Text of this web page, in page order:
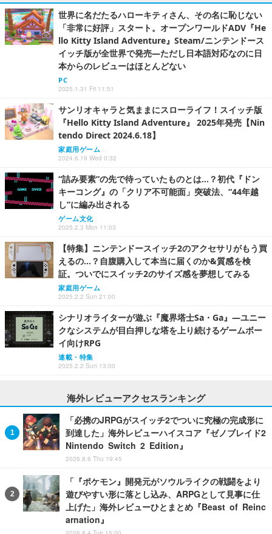
世界に名だたるハローキティさん、その名に恥じない
「非常に好評」スタート。オープンワールドADV『He
llo Kitty Island Adventure』Steam/ニンテンドース
イッチ版が全世界で発売―ただし日本語対応なのに日
本からのレビューはほとんどない
PC
2025.1.31 Fri 11:51
サンリオキャラと気ままにスローライフ！スイッチ版
『Hello Kitty Island Adventure』 2025年発売【Nin
tendo Direct 2024.6.18】
家庭用ゲーム
2024.6.19 Wed 0:32
“詰み要素”の先で待っていたものとは…？初代『ドン
キーコング』の「クリア不可能面」突破法、“44年越
し”に編み出される
ゲーム文化
2025.2.3 Mon 11:03
【特集】ニンテンドースイッチ2のアクセサリがもう買
えるの…？自腹購入して本当に届くのか&質感を検
証。ついでにスイッチ2のサイズ感を夢想してみる
家庭用ゲーム
2025.2.2 Sun 21:00
シナリオライターが遊ぶ『魔界塔士Sa・Ga』―ユニー
クなシステムが目白押しな塔を上り続けるゲームボー
イ向けRPG
連載・特集
2025.2.2 Sun 13:00
海外レビューアクセスランキング
「必携のJRPGがスイッチ2でついに究極の完成形に
到達した」海外レビューハイスコア『ゼノブレイド2
Nintendo Switch 2 Edition』
2026.8.6 Thu 19:45
「『ポケモン』開発元がソウルライクの戦闘をより
遊びやすい形に落とし込み、ARPGとして見事に仕
上げた」海外レビューひとまとめ『Beast of Reinc
arnation』